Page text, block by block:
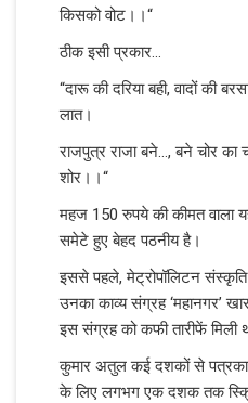
किसको वोट।।“
ठीक इसी प्रकार...
“दारू की दरिया बही, वादों की
लात।
राजपुत्र राजा बने..., बने चोर
शोर।।“
महज 150 रुपये की कीमत वाला
समेटे हुए बेहद पठनीय है।
इससे पहले, मेट्रोपॉलिटन
उनका काव्य संग्रह ‘महानगर’
इस संग्रह को कफी तारीफें मिली
कुमार अतुल कई दशकों से
के लिए लगभग एक दशक तक